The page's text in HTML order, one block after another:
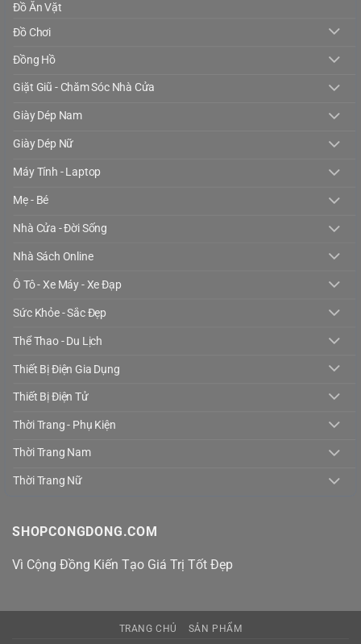
Đồ Ăn Vặt
Đồ Chơi
Đồng Hồ
Giặt Giũ - Chăm Sóc Nhà Cửa
Giày Dép Nam
Giày Dép Nữ
Máy Tính - Laptop
Mẹ - Bé
Nhà Cửa - Đời Sống
Nhà Sách Online
Ô Tô - Xe Máy - Xe Đạp
Sức Khỏe - Sắc Đẹp
Thể Thao - Du Lịch
Thiết Bị Điện Gia Dụng
Thiết Bị Điện Tử
Thời Trang - Phụ Kiện
Thời Trang Nam
Thời Trang Nữ
SHOPCONGDONG.COM
Vì Cộng Đồng Kiến Tạo Giá Trị Tốt Đẹp
TRANG CHỦ SẢN PHẨM